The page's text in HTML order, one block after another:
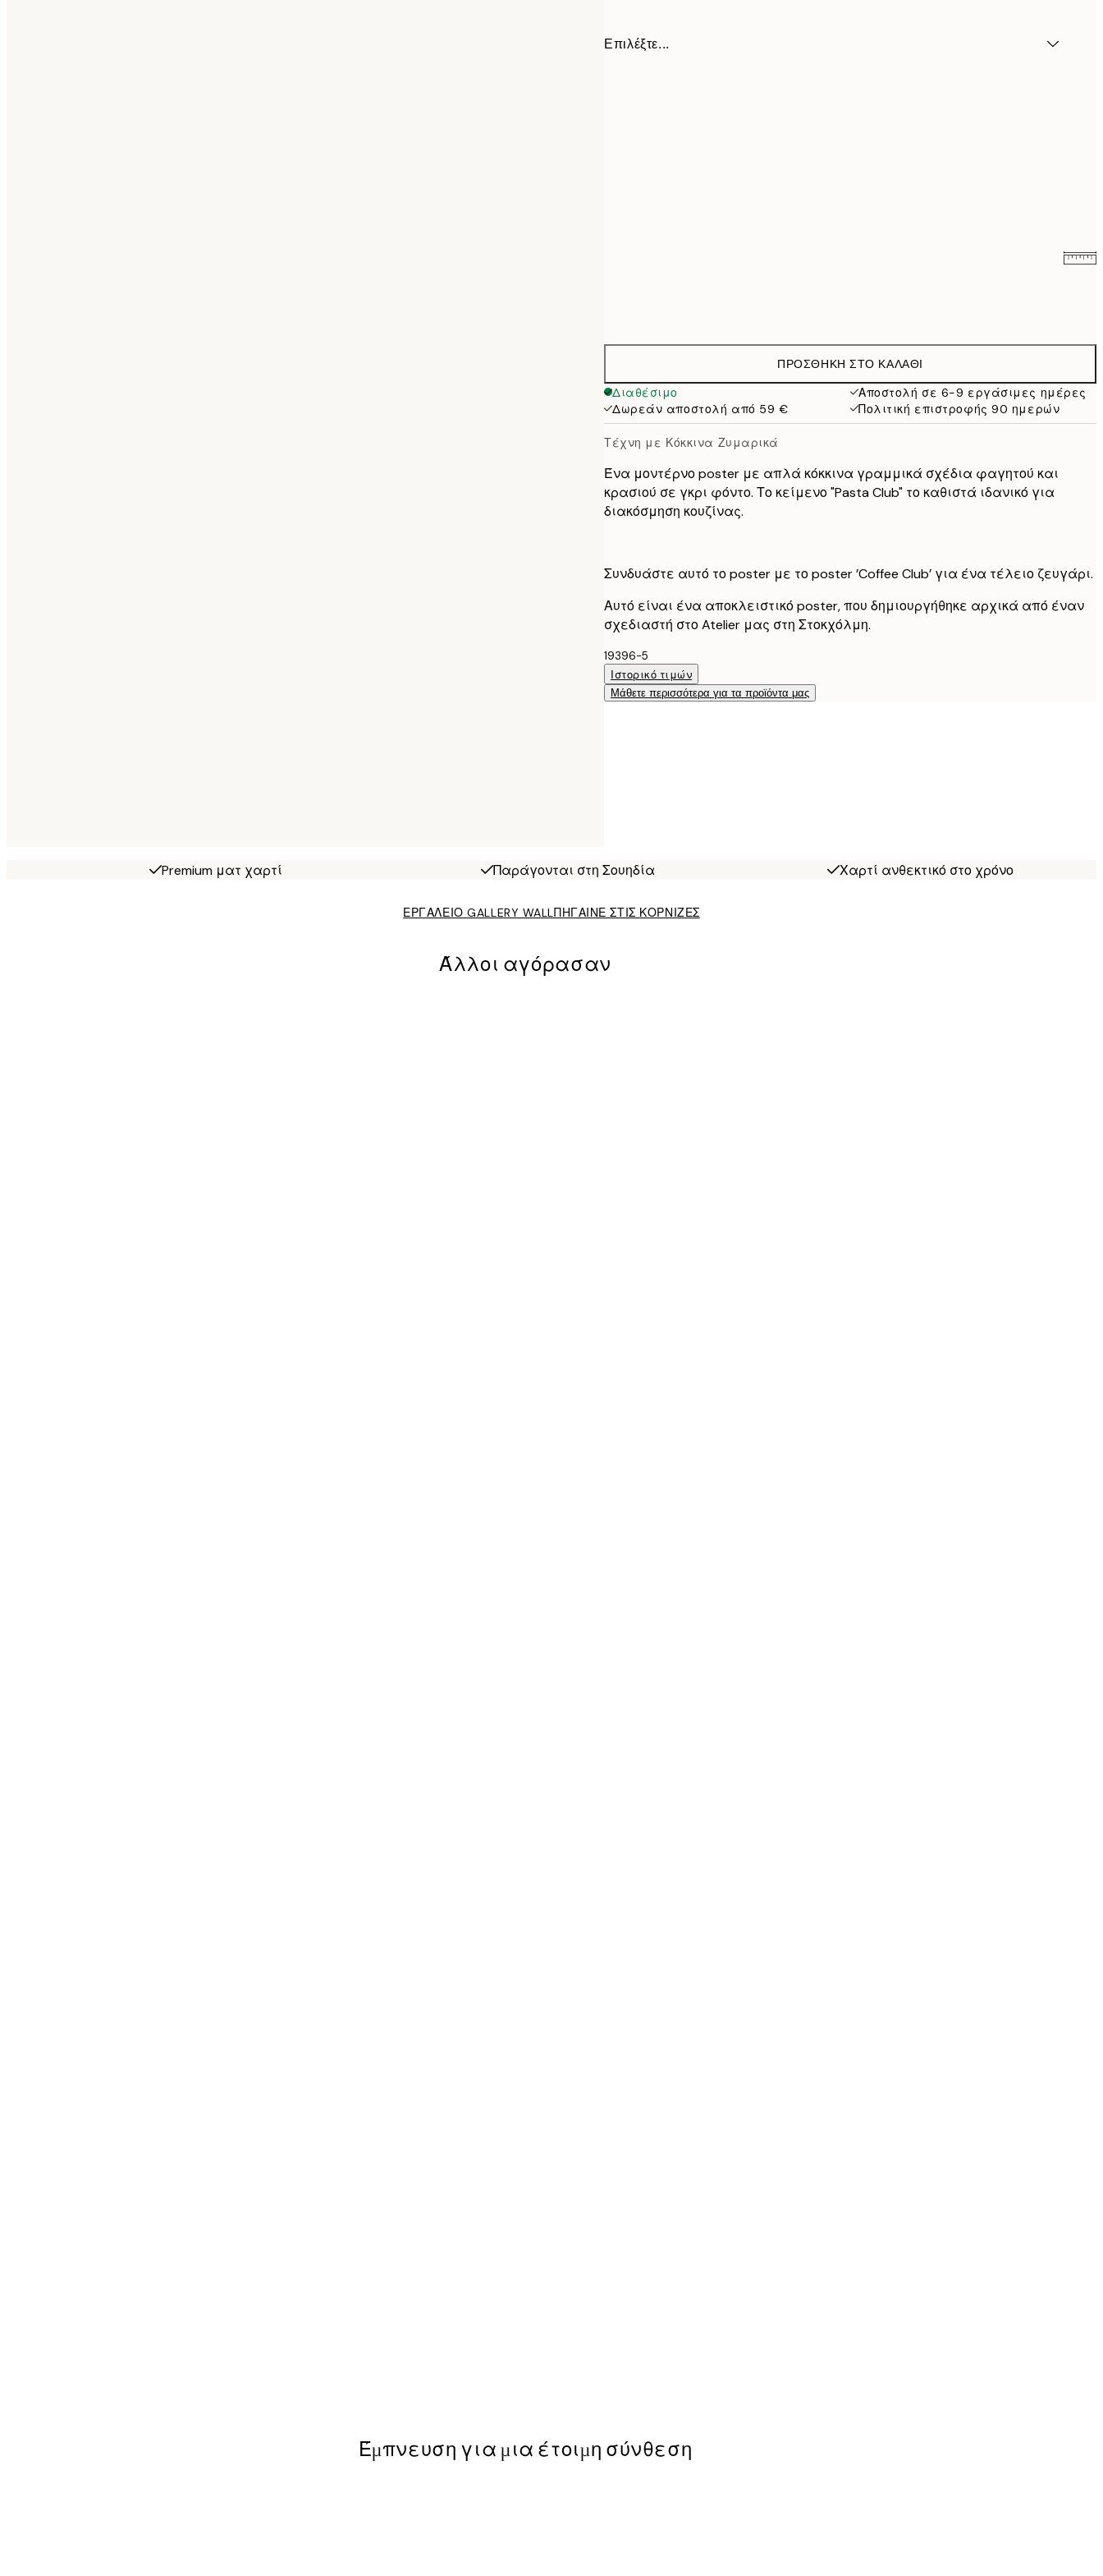
Επιλέξτε...
32,45 €
ΠΡΟΣΘΉΚΗ ΣΤΟ ΚΑΛΆΘΙ
Διαθέσιμο
Αποστολή σε 6-9 εργάσιμες ημέρες
Δωρεάν αποστολή από 59 €
Πολιτική επιστροφής 90 ημερών
Τέχνη με Κόκκινα Ζυμαρικά
Ένα μοντέρνο poster με απλά κόκκινα γραμμικά σχέδια φαγητού και
κρασιού σε γκρι φόντο. Το κείμενο "Pasta Club" το καθιστά ιδανικό για
διακόσμηση κουζίνας.
Συνδυάστε αυτό το poster με το poster ’Coffee Club’ για ένα τέλειο ζευγάρι.
Αυτό είναι ένα αποκλειστικό poster, που δημιουργήθηκε αρχικά από έναν
σχεδιαστή στο Atelier μας στη Στοκχόλμη.
19396-5
Ιστορικό τιμών
Μάθετε περισσότερα για τα προϊόντα μας
Premium ματ χαρτί Παράγονται στη Σουηδία Χαρτί ανθεκτικό στο χρόνο
ΕΡΓΑΛΕΙΟ GALLERY WALLΠΗΓΑΙΝΕ ΣΤΙΣ ΚΟΡΝΙΖΕΣ
Άλλοι αγόρασαν
Έμπνευση για μια έτοιμη σύνθεση